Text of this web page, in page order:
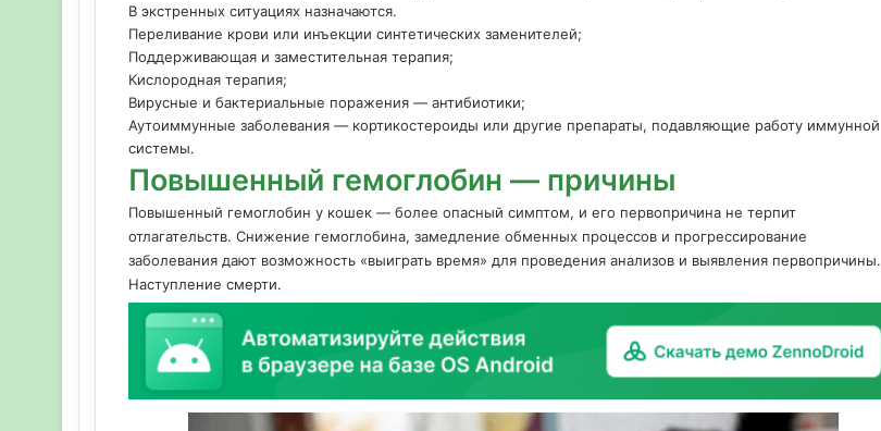
В экстренных ситуациях назначаются.
Переливание крови или инъекции синтетических заменителей;
Поддерживающая и заместительная терапия;
Кислородная терапия;
Вирусные и бактериальные поражения — антибиотики;
Аутоиммунные заболевания — кортикостероиды или другие препараты, подавляющие работу иммунной
системы.
Повышенный гемоглобин — причины
Повышенный гемоглобин у кошек — более опасный симптом, и его первопричина не терпит
отлагательств. Снижение гемоглобина, замедление обменных процессов и прогрессирование
заболевания дают возможность «выиграть время» для проведения анализов и выявления первопричины.
Наступление смерти.